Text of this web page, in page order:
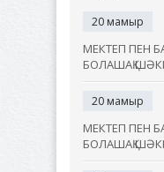
20 мамыр
МЕКТЕП ПЕН
БОЛАШАҚ
20 мамыр
МЕКТЕП ПЕН
БОЛАШАҚ